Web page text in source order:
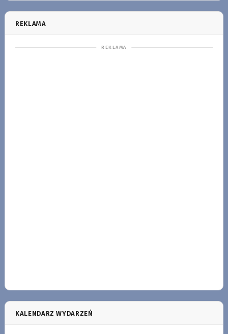
REKLAMA
KALENDARZ WYDARZEŃ